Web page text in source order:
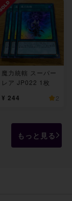
魔力統轄 スーパー
レア JP022 1枚
¥ 244 2
もっと見る